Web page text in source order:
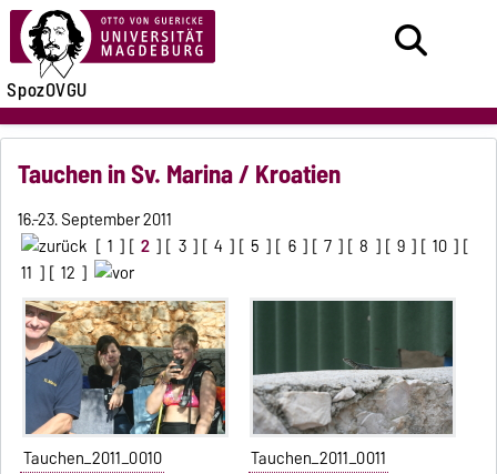
SpozOVGU
Tauchen in Sv. Marina / Kroatien
16.-23. September 2011
[ 1 ] [ 2 ] [ 3 ] [ 4 ] [ 5 ] [ 6 ] [ 7 ] [ 8 ] [ 9 ] [ 10 ] [
11 ] [ 12 ]
Tauchen_2011_0010 Tauchen_2011_0011